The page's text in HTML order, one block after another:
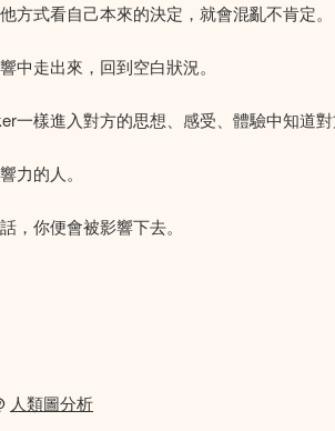
式看自己本來的決定，就會混亂不肯定。
中走出來，回到空白狀況。
樣進入對方的思想、感受、體驗中知道對
力的人。
，你便會被影響下去。
人類圖分析